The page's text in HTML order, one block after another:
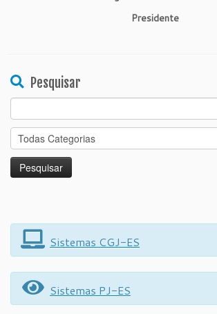
Presidente
Pesquisar
Search
for:
Sistemas CGJ-ES
Sistemas PJ-ES